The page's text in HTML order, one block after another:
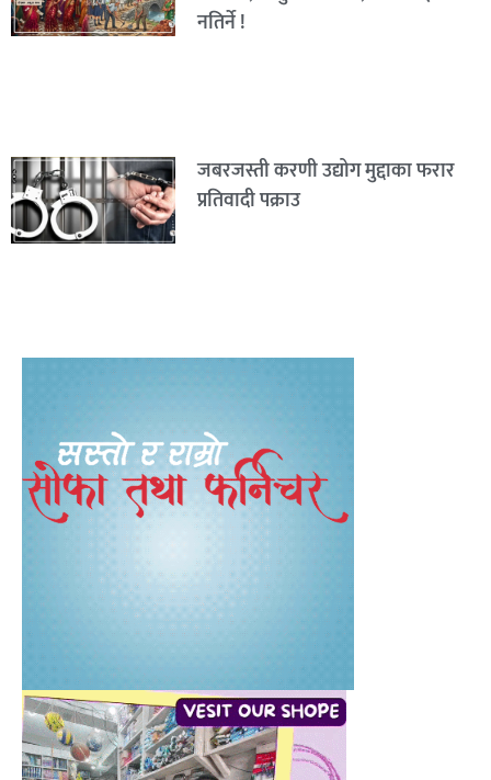
नतिर्ने !
जबरजस्ती करणी उद्योग मुद्दाका फरार
प्रतिवादी पक्राउ